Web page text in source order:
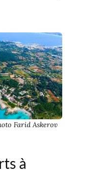
Farid Askerov
à